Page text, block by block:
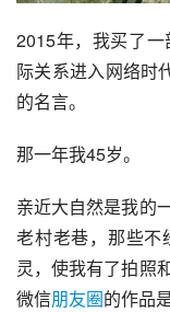
2015年，我买了
际关系进入网络时
的名言。
那一年我45岁。
亲近大自然是我的
老村老巷，那些不
灵，使我有了拍照
微信朋友圈的作品